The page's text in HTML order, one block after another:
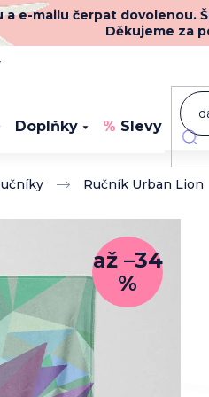
e-mailu čerpat
Děkujeme za
Doplňky Slevy
Ručník Urban Lion
až –34
%